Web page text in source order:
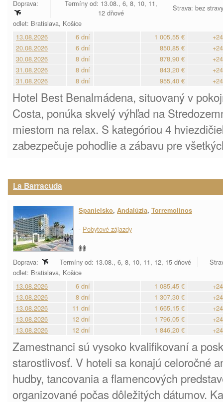
Doprava:
Termíny od: 13.08., 6, 8, 10, 11,
12 dňové
Strava: bez
odlet: Bratislava, Košice
13.08.2026
6 dní 1 005,55 €
20.08.2026
6 dní 850,85 €
30.08.2026
8 dní 878,90 €
31.08.2026
8 dní 843,20 €
31.08.2026
8 dní 955,40 €
Hotel Best Benalmádena, situovaný v
Costa, ponúka skvelý výhľad na
miestom na relax. S kategóriou 4
zabezpečuje pohodlie a zábavu pre
La Barracuda
Španielsko, Andalúzia, Torremolinos
- Pobytové zájazdy
Doprava: Termíny od: 13.08., 6, 8, 10, 11, 12, 15 dňové
odlet: Bratislava, Košice
13.08.2026
6 dní 1 085,45 €
13.08.2026
8 dní 1 307,30 €
13.08.2026
11 dní 1 665,15 €
13.08.2026
12 dní 1 796,05 €
13.08.2026
12 dní 1 846,20 €
Zamestnanci sú vysoko kvalifikovaní a
starostlivosť. V hoteli sa konajú celoročné
hudby, tancovania a flamencových
organizované počas dôležitých dátumov.